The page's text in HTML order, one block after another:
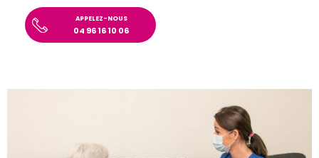
APPELEZ-NOUS
04 96 16 10 06